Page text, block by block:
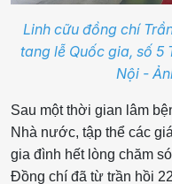
Linh cữu đồng chí
tang lễ Quốc gia, số 5
Nội -
Sau một thời gian lâm
Nhà nước, tập thể các
gia đình hết lòng chăm
Đồng chí đã từ trần hồi